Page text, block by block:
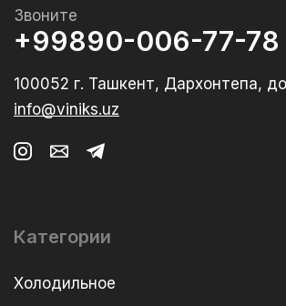
Звоните
+99890-006-77-78
100052 г. Ташкент, Дархонтепа,
info@viniks.uz
Категории
Холодильное